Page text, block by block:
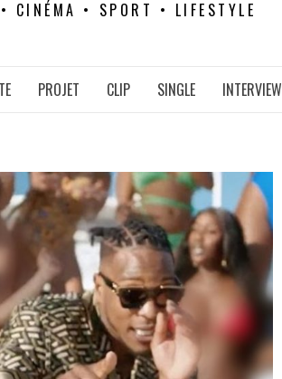
CINÉMA • SPORT • LIFESTYLE
PROJET CLIP SINGLE INTERVIEW